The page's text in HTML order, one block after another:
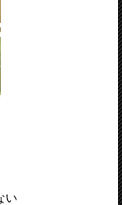
い